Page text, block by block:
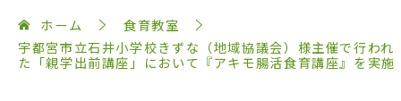
ホーム
食育教室
宇都宮市立石井小学校きずな（地域協議会）様主催で行われ
た「親学出前講座」において『アキモ腸活食育講座』を実施